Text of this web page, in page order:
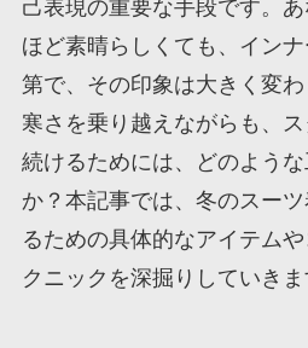
己表現の重要な手段です。
ほど素晴らしくても、イン
第で、その印象は大きく変
寒さを乗り越えながらも、
続けるためには、どのよう
か？本記事では、冬のスー
るための具体的なアイテム
クニックを深掘りしていきま